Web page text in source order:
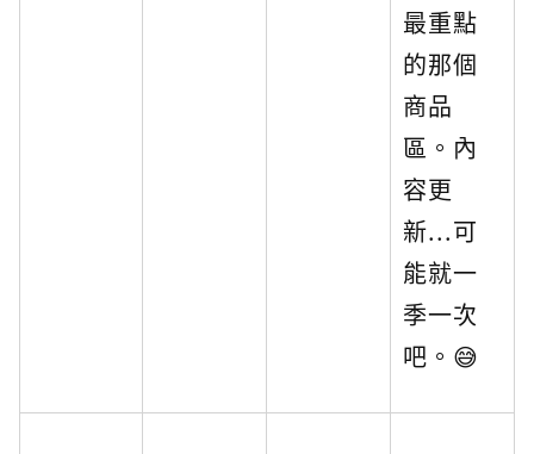
最重點
的那個
商品
區。內
容更
新...可
能就一
季一次
吧。😅